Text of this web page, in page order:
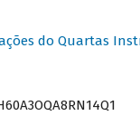
do Quartas